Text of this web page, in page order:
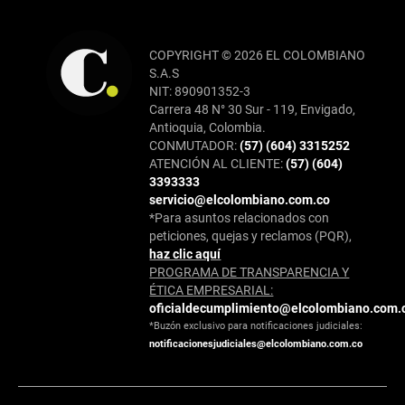
COPYRIGHT © 2026 EL COLOMBIANO
S.A.S
NIT: 890901352-3
Carrera 48 N° 30 Sur - 119, Envigado,
Antioquia, Colombia.
CONMUTADOR:(57) (604) 3315252
ATENCIÓN AL CLIENTE:(57) (604)
3393333
servicio@elcolombiano.com.co
*Para asuntos relacionados con
peticiones, quejas y reclamos (PQR),
haz clic aquí
PROGRAMA DE TRANSPARENCIA Y
ÉTICA EMPRESARIAL:
*Buzón exclusivo para notificaciones judiciales:
notificacionesjudiciales@elcolombiano.com.co